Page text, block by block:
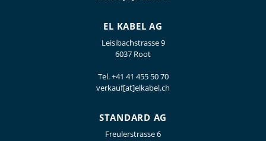
EL KABEL AG
Leisibachstrasse 9
6037 Root
Tel.+41 41 455 50 70
verkauf[at]elkabel.ch
STANDARD AG
Freulerstrasse 6